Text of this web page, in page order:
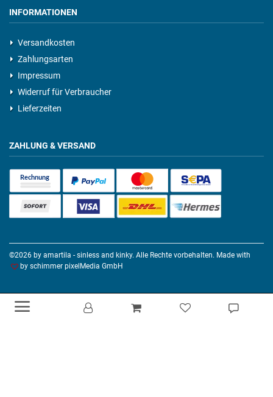
INFORMATIONEN
Versandkosten
Zahlungsarten
Impressum
Widerruf für Verbraucher
Lieferzeiten
ZAHLUNG & VERSAND
©2026 by amartila - sinless and kinky. Alle Rechte vorbehalten. Made with
by schimmer pixelMedia GmbH